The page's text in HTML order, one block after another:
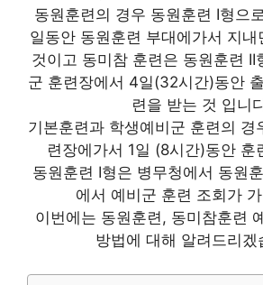
동원훈련의 경우 동원훈련 I형으
일동안 동원훈련 부대에가서 지내
것이고 동미참 훈련은 동원훈련 II
군 훈련장에서 4일(32시간)동안
련을 받는 것 입니
기본훈련과 학생예비군 훈련의 경
련장에가서 1일 (8시간)동안 훈
동원훈련 I형은 병무청에서 동원
에서 예비군 훈련 조회가
이번에는 동원훈련, 동미참훈련
방법에 대해 알려드리겠